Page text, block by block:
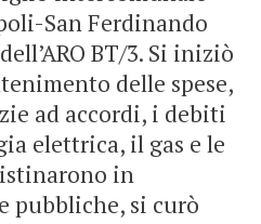
San Ferdinando
BT/3. Si iniziò
delle spese,
ad accordi, i debiti
elettrica, il gas e le
in
pubbliche, si curò